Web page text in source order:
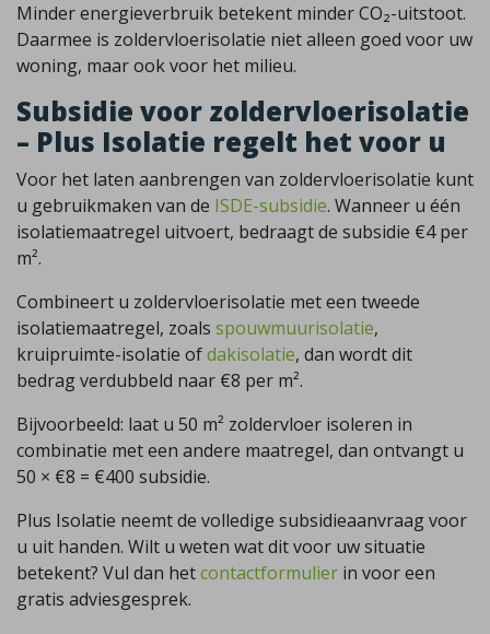
Minder energieverbruik betekent minder CO₂-uitstoot.
Daarmee is zoldervloerisolatie niet alleen goed voor uw
woning, maar ook voor het milieu.
Subsidie voor zoldervloerisolatie
– Plus Isolatie regelt het voor u
Voor het laten aanbrengen van zoldervloerisolatie kunt
u gebruikmaken van de ISDE-subsidie. Wanneer u één
isolatiemaatregel uitvoert, bedraagt de subsidie €4 per
m².
Combineert u zoldervloerisolatie met een tweede
isolatiemaatregel, zoals spouwmuurisolatie,
kruipruimte-isolatie ofdakisolatie, dan wordt dit
bedrag verdubbeld naar €8 per m².
Bijvoorbeeld: laat u 50 m² zoldervloer isoleren in
combinatie met een andere maatregel, dan ontvangt u
50 × €8 = €400 subsidie.
Plus Isolatie neemt de volledige subsidieaanvraag voor
u uit handen. Wilt u weten wat dit voor uw situatie
betekent? Vul dan hetcontactformulier in voor een
gratis adviesgesprek.